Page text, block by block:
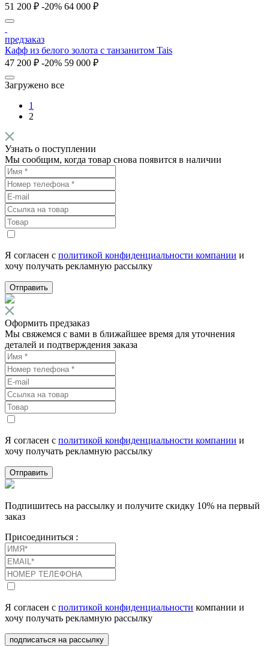
51 200 ₽ -20% 64 000 ₽
предзаказ
Кафф из белого золота с танзанитом Tais
47 200 ₽ -20% 59 000 ₽
Загружено все
1
2
Узнать о поступлении
Мы сообщим, когда товар снова появится в наличии
Я согласен с политикой конфиденциальности компании и
хочу получать рекламную рассылку
Отправить
Оформить предзаказ
Мы свяжемся с вами в ближайшее время для уточнения
деталей и подтверждения заказа
Я согласен с политикой конфиденциальности компании и
хочу получать рекламную рассылку
Отправить
Подпишитесь на рассылку и получите скидку 10% на первый
заказ
Присоединиться :
Я согласен с политикой конфиденциальности компании и
хочу получать рекламную рассылку
подписаться на рассылку